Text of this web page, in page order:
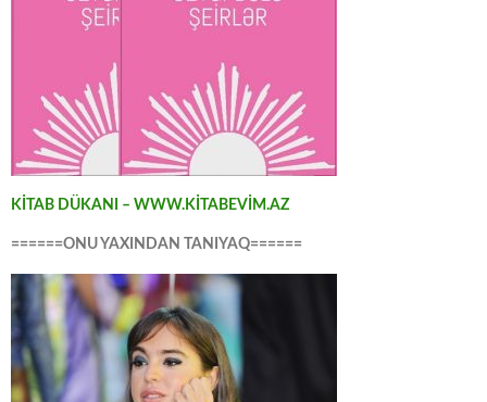
KİTAB DÜKANI – WWW.KİTABEVİM.AZ
======ONU YAXINDAN TANIYAQ======